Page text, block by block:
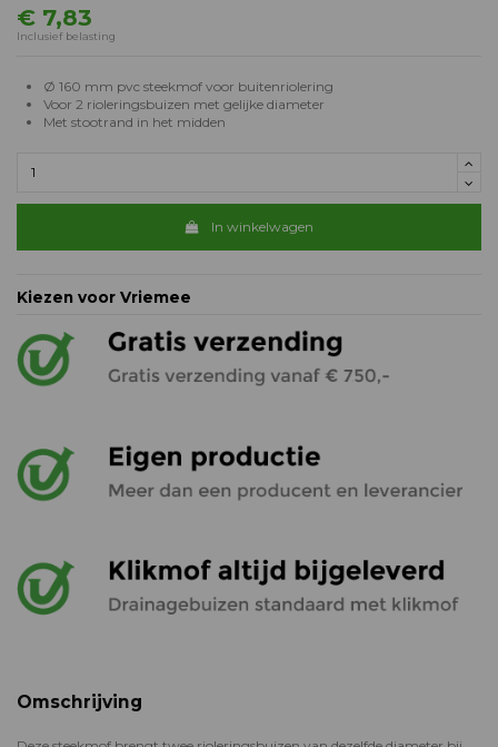
€ 7,83
Inclusief belasting
Ø 160 mm pvc steekmof voor buitenriolering
Voor 2 rioleringsbuizen met gelijke diameter
Met stootrand in het midden
In winkelwagen
Kiezen voor Vriemee
Omschrijving